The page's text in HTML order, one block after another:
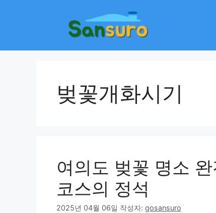
벚꽃개화시기
여의도 벚꽃 명소
코스의 정석
2025년 04월 06일 작성자: gosansuro